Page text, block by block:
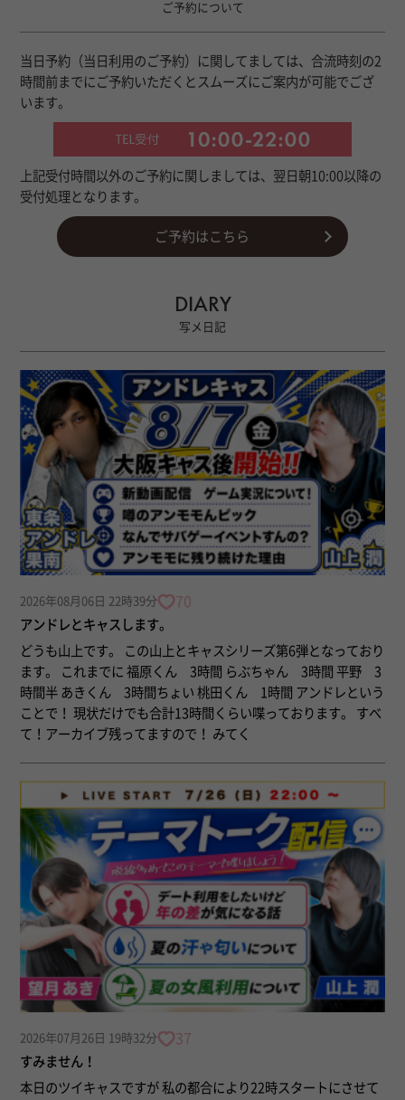
ご予約について
当日予約（当日利用のご予約）に関してましては、合流時刻の2
時間前までにご予約いただくとスムーズにご案内が可能でござ
います。
上記受付時間以外のご予約に関しましては、翌日朝10:00以降の
受付処理となります。
ご予約はこちら
DIARY
写メ日記
2026年08月06日 22時39分 70
アンドレとキャスします。
どうも山上です。 この山上とキャスシリーズ第6弾となっており
ます。 これまでに 福原くん 3時間 らぶちゃん 3時間 平野 3
時間半 あきくん 3時間ちょい 桃田くん 1時間 アンドレという
ことで！ 現状だけでも合計13時間くらい喋っております。 すべ
て！アーカイブ残ってますので！ みてく
2026年07月26日 19時32分 37
すみません！
本日のツイキャスですが 私の都合により22時スタートにさせて